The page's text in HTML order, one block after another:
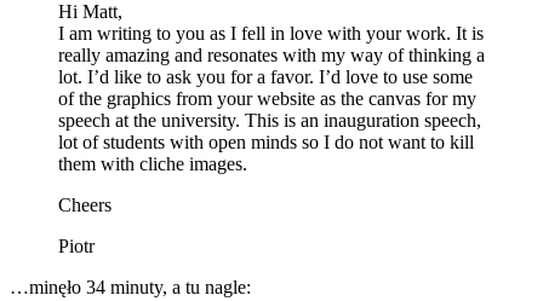
Hi Matt,
I am writing to you as I fell in love with your work. It is
really amazing and resonates with my way of thinking a
lot. I’d like to ask you for a favor. I’d love to use some
of the graphics from your website as the canvas for my
speech at the university. This is an inauguration speech,
lot of students with open minds so I do not want to kill
them with cliche images.
Cheers
Piotr
…minęło 34 minuty, a tu nagle: